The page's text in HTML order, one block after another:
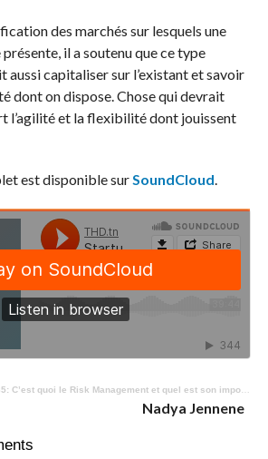
des marchés sur lesquels une
il a soutenu que ce type
aussi capitaliser sur l’existant et savoir
dont on dispose. Chose qui devrait
l’agilité et la flexibilité dont jouissent
est disponible surSoundCloud.
quoi le Risk Management et quel est son importance ?
Nadya Jennene